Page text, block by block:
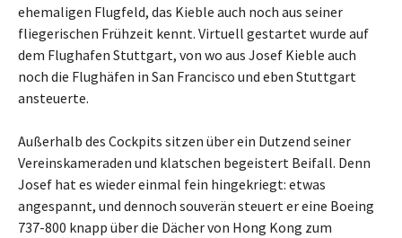
ehemaligen Flugfeld, das Kieble auch noch aus seiner
fliegerischen Frühzeit kennt. Virtuell gestartet wurde auf
dem Flughafen Stuttgart, von wo aus Josef Kieble auch
noch die Flughäfen in San Francisco und eben Stuttgart
ansteuerte.
Außerhalb des Cockpits sitzen über ein Dutzend seiner
Vereinskameraden und klatschen begeistert Beifall. Denn
Josef hat es wieder einmal fein hingekriegt: etwas
angespannt, und dennoch souverän steuert er eine Boeing
737-800 knapp über die Dächer von Hong Kong zum